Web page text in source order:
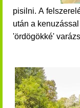
pisilni. A
után a
'ördögökké'